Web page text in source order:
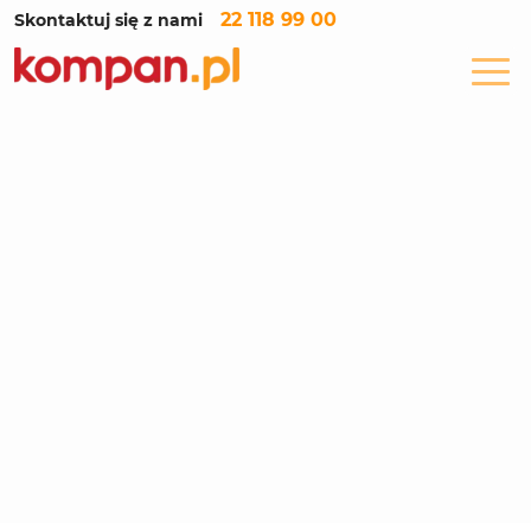
Skontaktuj się z nami 22 118 99 00